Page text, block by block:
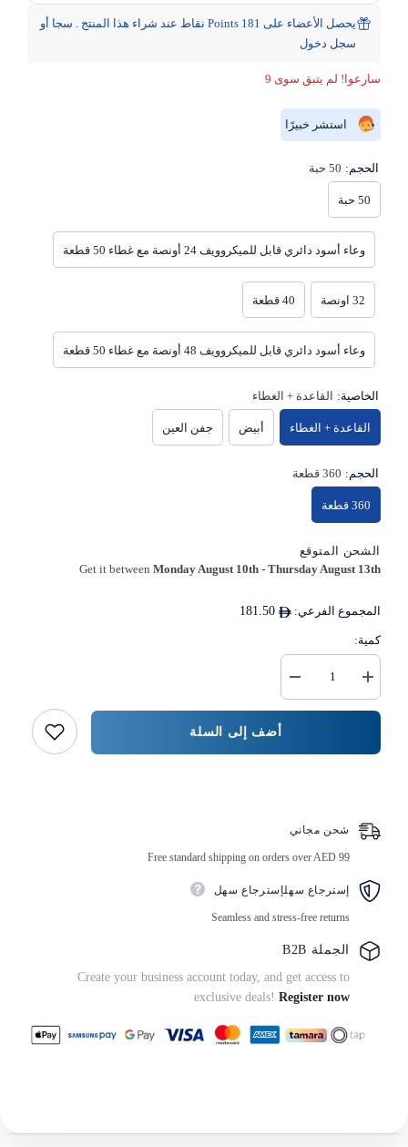
يحصل الأعضاء على 181 Points نقاط عند شراء هذا المنتج . سجا أو
سجل دخول
سارعوا! لم يتبق سوى 9
استشر خبيرًا
الحجم: 50 حبة
50 حبة
وعاء أسود دائري قابل للميكروويف 24 أونصة مع غطاء 50 قطعة
32 اونصة 40 قطعة
وعاء أسود دائري قابل للميكروويف 48 أونصة مع غطاء 50 قطعة
الخاصية: القاعدة + الغطاء
القاعدة + الغطاء أبيض جفن العين
الحجم: 360 قطعة
360 قطعة
الشحن المتوقع
Get it betweenMonday August 10th -Thursday August 13th
المجموع الفرعي: 181.50
كمية:
كمية
{{
المنتج
زيادة
كمية
حاوية
أضف إلى السلة
شحن مجاني
Free standard shipping on orders over AED 99
إسترجاع سهلإسترجاع سهل
Seamless and stress-free returns
الجملة B2B
Create your business account today, and get access to
exclusive deals! Register now